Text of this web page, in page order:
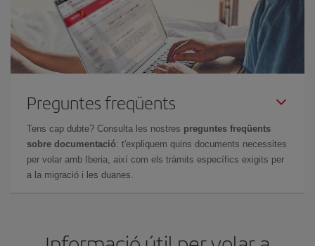
Preguntes freqüents
Tens cap dubte? Consulta les nostres preguntes freqüents
sobre documentació: t'expliquem quins documents necessites
per volar amb Iberia, així com els tràmits específics exigits per
a la migració i les duanes.